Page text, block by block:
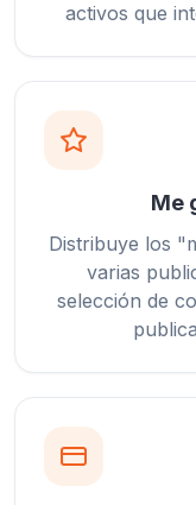
activos que
Me
Distribuye los
varias
selección de